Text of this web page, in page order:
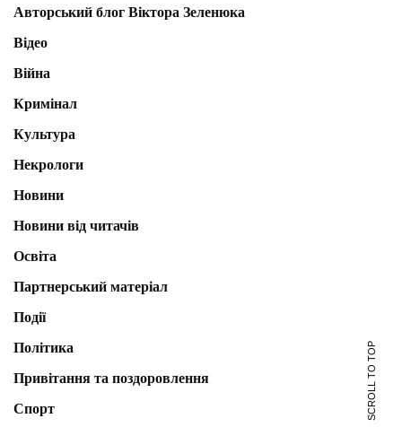
Авторський блог Віктора Зеленюка
Відео
Війна
Кримінал
Культура
Некрологи
Новини
Новини від читачів
Освіта
Партнерський матеріал
Події
Політика
Привітання та поздоровлення
Спорт
SCROLL TO TOP